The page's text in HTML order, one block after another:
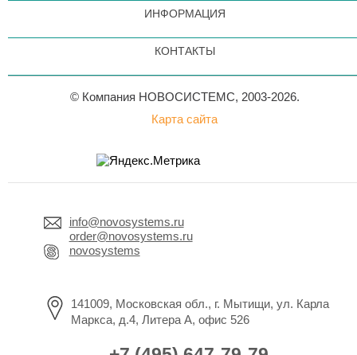
ИНФОРМАЦИЯ
КОНТАКТЫ
© Компания НОВОСИСТЕМС, 2003-2026.
Карта сайта
info@novosystems.ru
order@novosystems.ru
novosystems
141009, Московская обл., г. Мытищи, ул. Карла
Маркса, д.4, Литера А, офис 526